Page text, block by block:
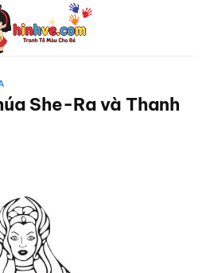
She-Ra và Thanh